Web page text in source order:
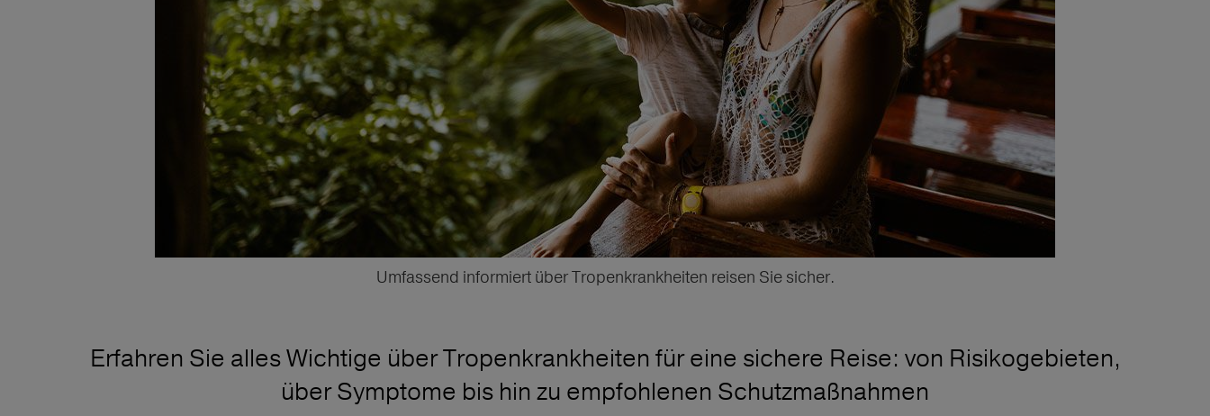
Umfassend informiert über Tropenkrankheiten reisen Sie sicher.
Erfahren Sie alles Wichtige über Tropenkrankheiten für eine sichere Reise: von Risikogebieten,
über Symptome bis hin zu empfohlenen Schutzmaßnahmen